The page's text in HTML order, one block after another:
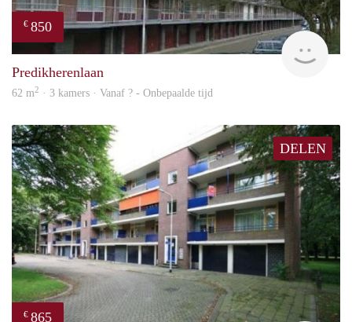
€ 850
rent
Predikherenlaan
62 m2 · 3 kamers · Vanaf ? - Onbepaalde tijd
DELEN
€ 865